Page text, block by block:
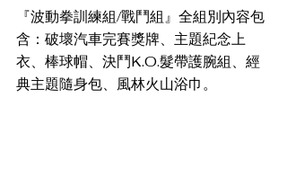
『波動拳訓練組/戰鬥組』全組別內容包
含：破壞汽車完賽獎牌、主題紀念上
衣、棒球帽、決鬥K.O.髮帶護腕組、經
典主題隨身包、風林火山浴巾。